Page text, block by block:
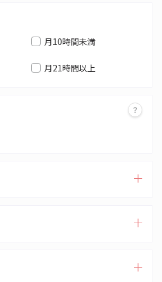
月10時間未満
月21時間以上